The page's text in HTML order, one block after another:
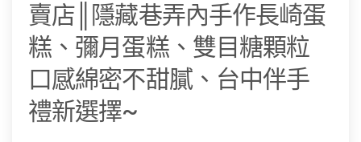
賣店║隱藏巷弄內手作長崎蛋
糕、彌月蛋糕、雙目糖顆粒
口感綿密不甜膩、台中伴手
禮新選擇~